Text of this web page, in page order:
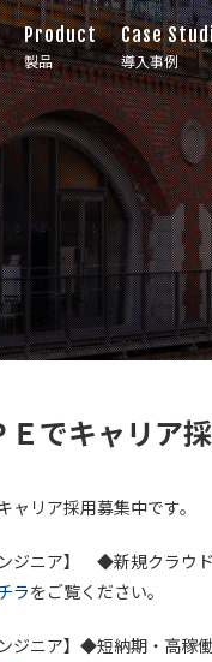
Product
製品
Case
導入事例
Ｅでキャリア
ャリア採用募集中です。
ンジニア】 ◆新規クラウ
ラをご覧ください。
ンジニア】◆短納期・高稼